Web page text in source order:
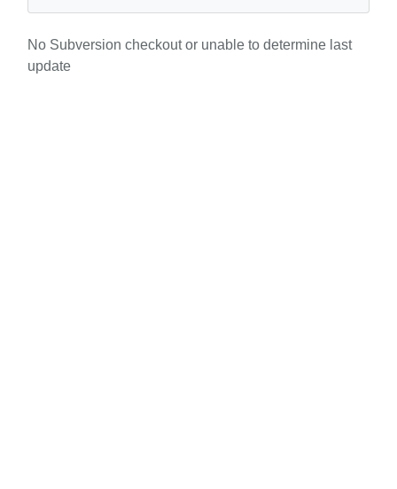
No Subversion checkout or unable to determine last
update